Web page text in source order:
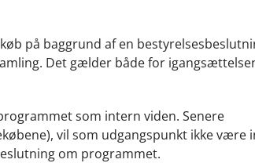
på baggrund af en
Det gælder både for
som intern viden. Senere
vil som udgangspunkt ikke være
om programmet.